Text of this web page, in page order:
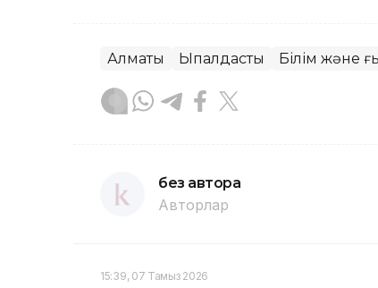
Алматы Ықпалдастық Білім және
без автора
Авторлар
15:39, 07 Тамыз 2026